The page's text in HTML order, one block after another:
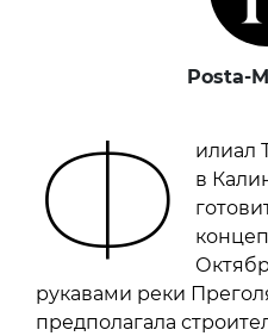
Posta-
Ф
илиал
в
рукавами реки
предполагала